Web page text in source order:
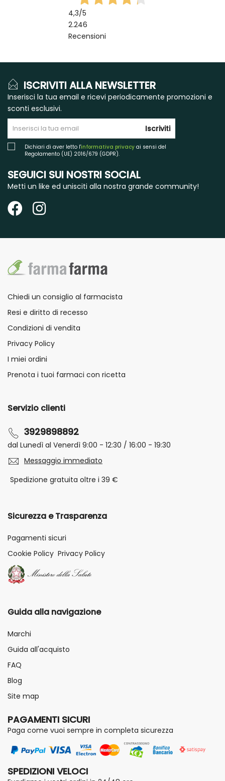
4,3/5
2.246
Recensioni
ISCRIVITI ALLA NEWSLETTER
Inserisci la tua email e ricevi periodicamente promozioni e
sconti esclusivi.
Iscriviti
Dichiari di aver letto l'informativa privacy ai sensi del
Regolamento (UE) 2016/679 (GDPR).
SEGUICI SUI NOSTRI SOCIAL
Metti un like ed unisciti alla nostra grande community!
Chiedi un consiglio al farmacista
Resi e diritto di recesso
Condizioni di vendita
Privacy Policy
I miei ordini
Prenota i tuoi farmaci con ricetta
Servizio clienti
3929898892
dal Lunedì al Venerdì 9:00 - 12:30 / 16:00 - 19:30
Messaggio immediato
Spedizione gratuita oltre i 39 €
Sicurezza e Trasparenza
Pagamenti sicuri
Cookie Policy Privacy Policy
Guida alla navigazione
Marchi
Guida all'acquisto
FAQ
Blog
Site map
PAGAMENTI SICURI
Paga come vuoi sempre in completa sicurezza
SPEDIZIONI VELOCI